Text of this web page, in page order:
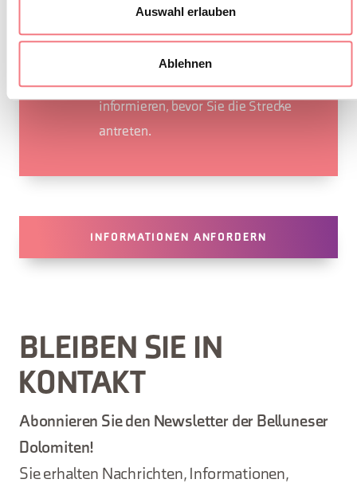
Auswahl erlauben
Ablehnen
Die lokale Tierwelt nicht stören
Es wird empfohlen, sich über mögliche
Störungen auf derARPAVWebsite zu
informieren, bevor Sie die Strecke
antreten.
INFORMATIONEN ANFORDERN
BLEIBEN SIE IN
KONTAKT
Abonnieren Sie den Newsletter der Belluneser
Dolomiten!
Sie erhalten Nachrichten, Informationen,